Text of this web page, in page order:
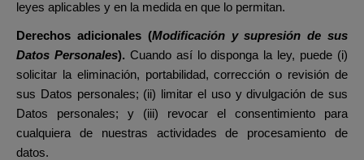
leyes aplicables y en la medida en que lo permitan.
Derechos adicionales (Modificación y supresión de sus
Datos Personales). Cuando así lo disponga la ley, puede (i)
solicitar la eliminación, portabilidad, corrección o revisión de
sus Datos personales; (ii) limitar el uso y divulgación de sus
Datos personales; y (iii) revocar el consentimiento para
cualquiera de nuestras actividades de procesamiento de
datos.